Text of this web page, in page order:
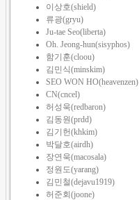
이상호(shield)
류광(gryu)
Ju-tae Seo(liberta)
Oh. Jeong-hun(sisyphos)
함기훈(cloou)
김민식(minskim)
SEO WON HO(heavenzen)
CN(cncel)
허성욱(redbaron)
김동원(prdd)
김기헌(khkim)
박달호(airdh)
장연욱(macosala)
정원도(yarang)
김민철(dejavu1919)
허준회(joone)